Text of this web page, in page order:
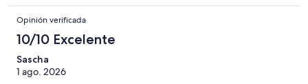
Opinión verificada
10/10 Excelente
Sascha
1 ago. 2026